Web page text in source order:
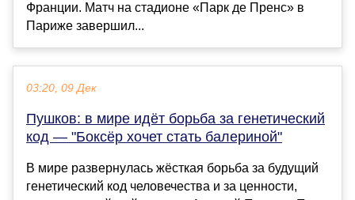
Франции. Матч на стадионе «Парк де Пренс» в
Париже завершил...
03:20, 09 Дек
Пушков: в мире идёт борьба за генетический
код — "Боксёр хочет стать балериной"
В мире развернулась жёсткая борьба за будущий
генетический код человечества и за ценности,